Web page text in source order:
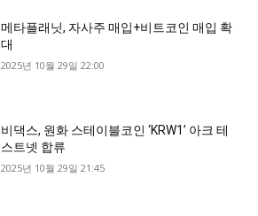
메타플래닛, 자사주 매입+비트코인 매입 확
대
2025년 10월 29일 22:00
비댁스, 원화 스테이블코인 ‘KRW1’ 아크 테
스트넷 합류
2025년 10월 29일 21:45